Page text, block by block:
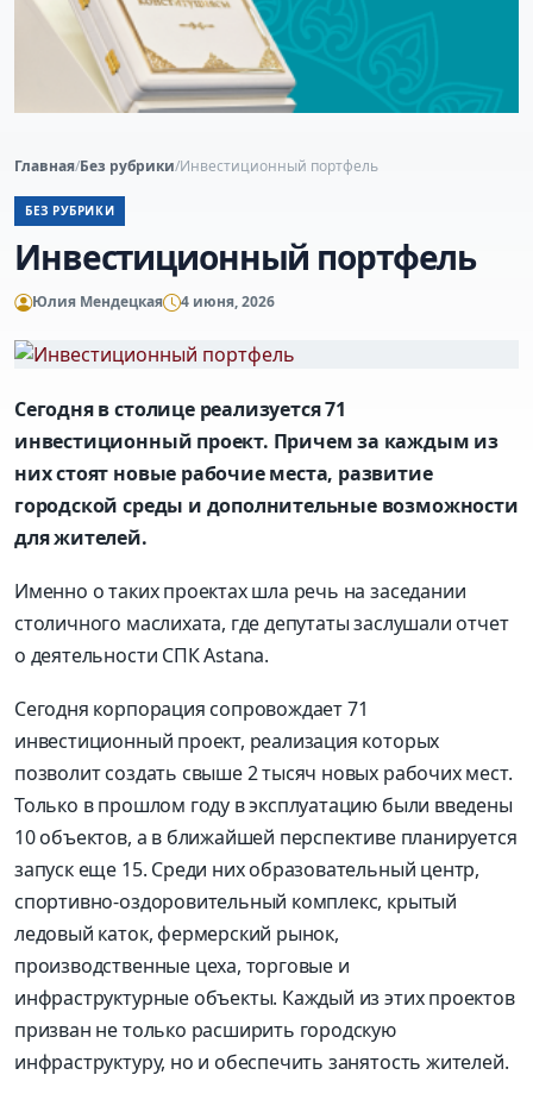
Главная/Без рубрики/Инвестиционный портфель
БЕЗ РУБРИКИ
Инвестиционный портфель
Юлия Мендецкая 4 июня, 2026
Сегодня в столице реализуется 71
инвестиционный проект. Причем за каждым из
них стоят новые рабочие места, развитие
городской среды и дополнительные возможности
для жителей.
Именно о таких проектах шла речь на заседании
столичного маслихата, где депутаты заслушали отчет
о деятельности СПК Astana.
Сегодня корпорация сопровождает 71
инвестиционный проект, реализация которых
позволит создать свыше 2 тысяч новых рабочих мест.
Только в прошлом году в эксплуатацию были введены
10 объектов, а в ближайшей перспективе планируется
запуск еще 15. Среди них образовательный центр,
спортивно-оздоровительный комплекс, крытый
ледовый каток, фермерский рынок,
производственные цеха, торговые и
инфраструктурные объекты. Каждый из этих проектов
призван не только расширить городскую
инфраструктуру, но и обеспечить занятость жителей.